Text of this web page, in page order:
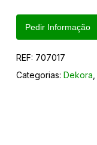
Pedir Informação
REF: 707017
Categorias: Dekora